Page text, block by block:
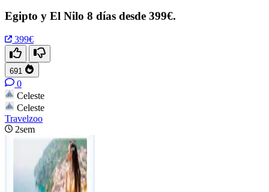
Egipto y El Nilo 8 días desde 399€.
399€
691
0
Celeste
Celeste
Travelzoo
2sem